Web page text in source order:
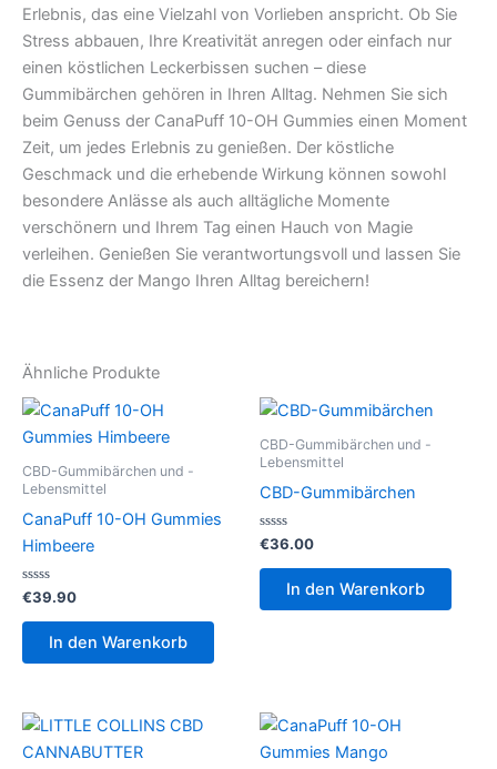
Erlebnis, das eine Vielzahl von Vorlieben anspricht. Ob Sie
Stress abbauen, Ihre Kreativität anregen oder einfach nur
einen köstlichen Leckerbissen suchen – diese
Gummibärchen gehören in Ihren Alltag. Nehmen Sie sich
beim Genuss der CanaPuff 10-OH Gummies einen Moment
Zeit, um jedes Erlebnis zu genießen. Der köstliche
Geschmack und die erhebende Wirkung können sowohl
besondere Anlässe als auch alltägliche Momente
verschönern und Ihrem Tag einen Hauch von Magie
verleihen. Genießen Sie verantwortungsvoll und lassen Sie
die Essenz der Mango Ihren Alltag bereichern!
Ähnliche Produkte
CBD-Gummibärchen und -
Lebensmittel
CanaPuff 10-OH Gummies
Himbeere
Bewertet
mit
0
€39.90
In den Warenkorb
CBD-Gummibärchen und -
Lebensmittel
CBD-Gummibärchen
Bewertet
mit
0
€36.00
In den Warenkorb